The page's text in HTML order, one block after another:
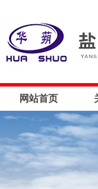
网站首页